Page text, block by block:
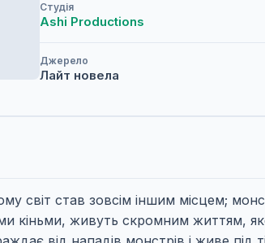
Студія
Ashi Productions
Джерело
Лайт новела
світ став зовсім іншим місцем;
кіньми, живуть скромним життям,